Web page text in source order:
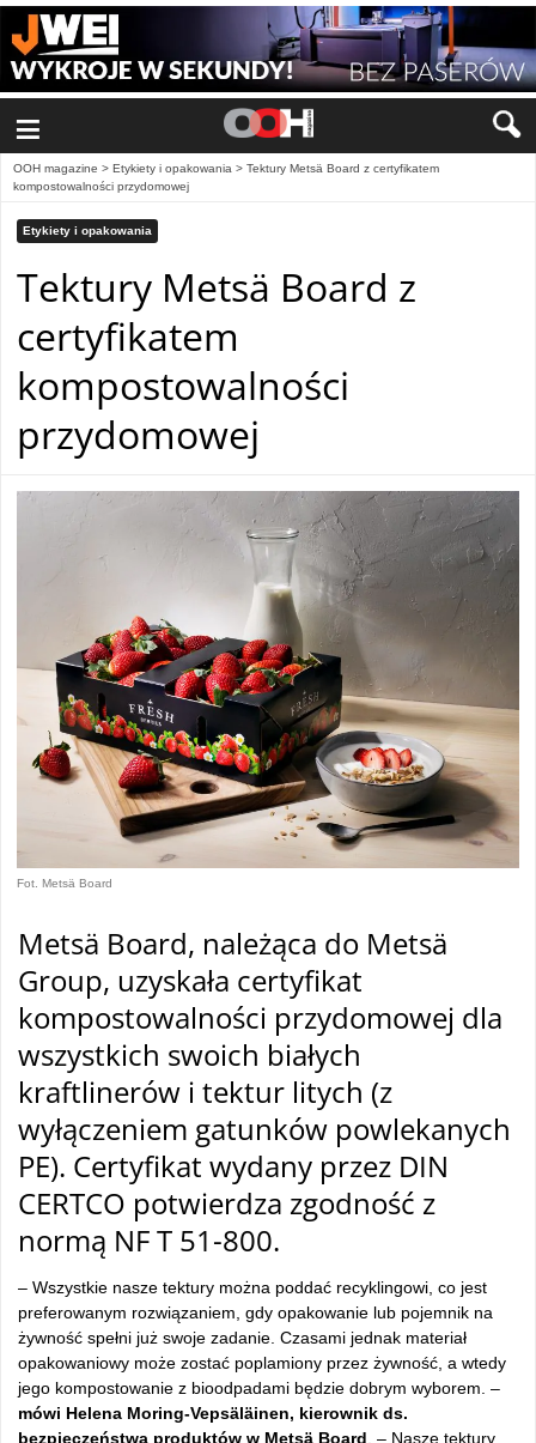
≡
OOH magazine > Etykiety i opakowania > Tektury Metsä Board z certyfikatem
kompostowalności przydomowej
Etykiety i opakowania
Tektury Metsä Board z
certyfikatem
kompostowalności
przydomowej
Fot. Metsä Board
Metsä Board, należąca do Metsä
Group, uzyskała certyfikat
kompostowalności przydomowej dla
wszystkich swoich białych
kraftlinerów i tektur litych (z
wyłączeniem gatunków powlekanych
PE). Certyfikat wydany przez DIN
CERTCO potwierdza zgodność z
normą NF T 51-800.
– Wszystkie nasze tektury można poddać recyklingowi, co jest
preferowanym rozwiązaniem, gdy opakowanie lub pojemnik na
żywność spełni już swoje zadanie. Czasami jednak materiał
opakowaniowy może zostać poplamiony przez żywność, a wtedy
jego kompostowanie z bioodpadami będzie dobrym wyborem. –
mówi Helena Moring-Vepsäläinen, kierownik ds.
bezpieczeństwa produktów w Metsä Board . – Nasze tektury